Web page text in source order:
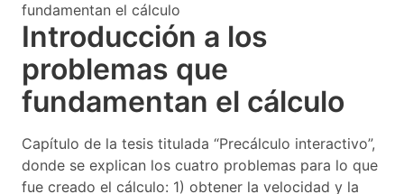
fundamentan el cálculo
Introducción a los
problemas que
fundamentan el cálculo
Capítulo de la tesis titulada “Precálculo interactivo”,
donde se explican los cuatro problemas para lo que
fue creado el cálculo: 1) obtener la velocidad y la